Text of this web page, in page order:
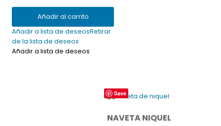
Añadir al carrito
Añadir a lista de deseosRetirar
de la lista de deseos
Añadir a lista de deseos
Save
NAVETA NIQUEL